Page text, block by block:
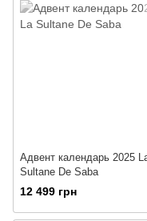
Адвент календарь 2025
Sultane De Saba
12 499 грн